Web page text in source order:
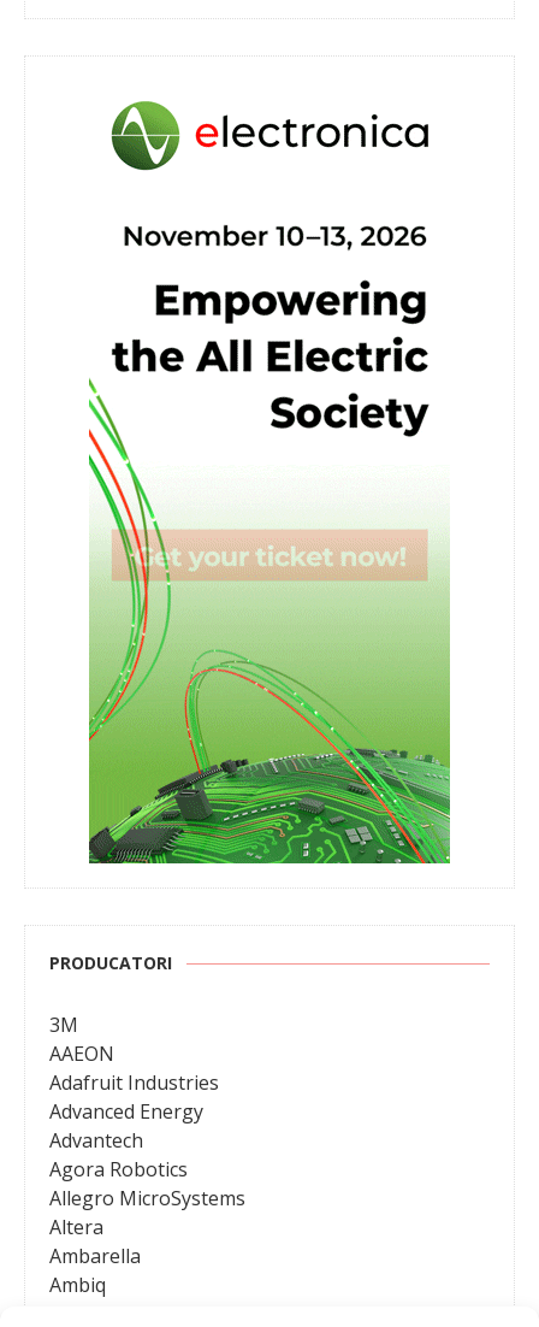
PRODUCATORI
3M
AAEON
Adafruit Industries
Advanced Energy
Advantech
Agora Robotics
Allegro MicroSystems
Altera
Ambarella
Ambiq